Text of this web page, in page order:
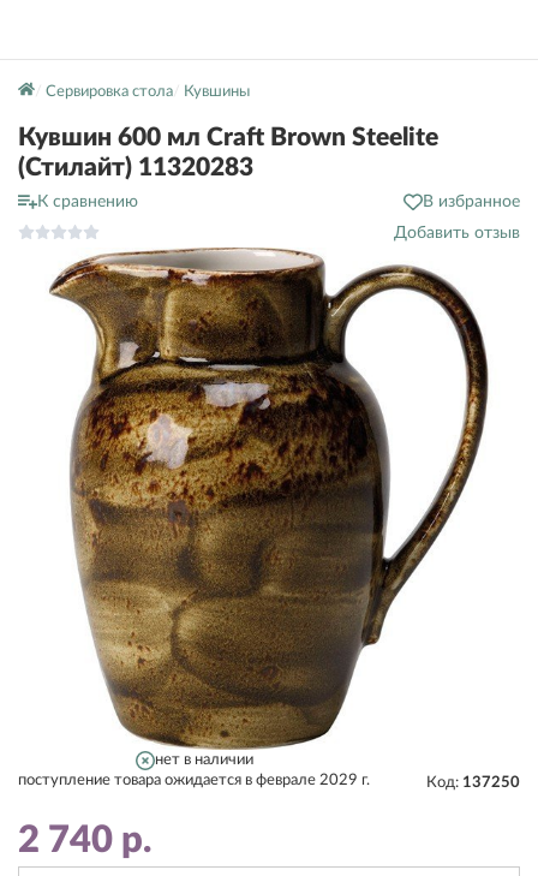
Сервировка стола Кувшины
Кувшин 600 мл Craft Brown Steelite
(Стилайт) 11320283
К сравнению
В избранное
Добавить отзыв
нет в наличии
поступление товара ожидается в феврале 2029 г.
Код: 137250
2 740 р.